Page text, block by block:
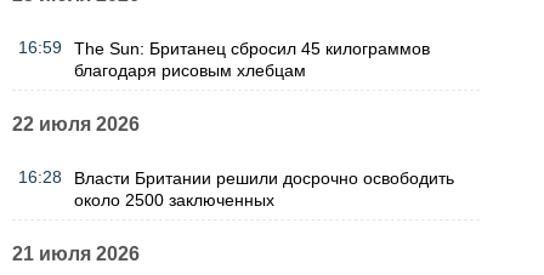
16:59
The Sun: Британец сбросил 45 килограммов
благодаря рисовым хлебцам
22 июля 2026
16:28
Власти Британии решили досрочно освободить
около 2500 заключенных
21 июля 2026